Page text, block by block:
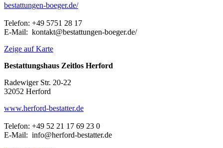
bestattungen-boeger.de/
Telefon: +49 5751 28 17
E-Mail: kontakt@bestattungen-boeger.de/
Zeige auf Karte
Bestattungshaus Zeitlos Herford
Radewiger Str. 20-22
32052 Herford
www.herford-bestatter.de
Telefon: +49 52 21 17 69 23 0
E-Mail: info@herford-bestatter.de